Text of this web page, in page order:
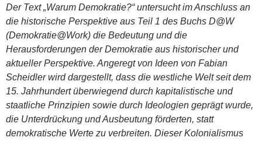
Der Text „Warum Demokratie?“ untersucht im Anschluss an
die historische Perspektive aus Teil 1 des Buchs D@W
(Demokratie@Work) die Bedeutung und die
Herausforderungen der Demokratie aus historischer und
aktueller Perspektive. Angeregt von Ideen von Fabian
Scheidler wird dargestellt, dass die westliche Welt seit dem
15. Jahrhundert überwiegend durch kapitalistische und
staatliche Prinzipien sowie durch Ideologien geprägt wurde,
die Unterdrückung und Ausbeutung förderten, statt
demokratische Werte zu verbreiten. Dieser Kolonialismus